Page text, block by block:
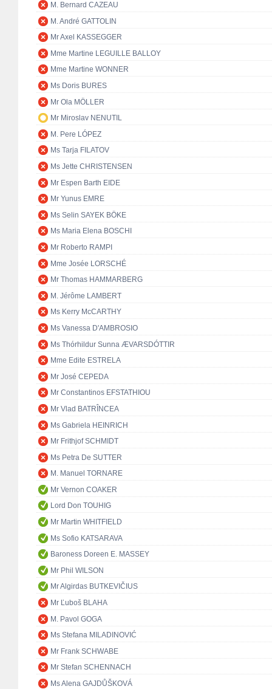
M. Bernard CAZEAU
M. André GATTOLIN
Mr Axel KASSEGGER
Mme Martine LEGUILLE BALLOY
Mme Martine WONNER
Ms Doris BURES
Mr Ola MÖLLER
Mr Miroslav NENUTIL
M. Pere LÓPEZ
Ms Tarja FILATOV
Ms Jette CHRISTENSEN
Mr Espen Barth EIDE
Mr Yunus EMRE
Ms Selin SAYEK BÖKE
Ms Maria Elena BOSCHI
Mr Roberto RAMPI
Mme Josée LORSCHÉ
Mr Thomas HAMMARBERG
M. Jérôme LAMBERT
Ms Kerry McCARTHY
Ms Vanessa D'AMBROSIO
Ms Thórhildur Sunna ÆVARSDÓTTIR
Mme Edite ESTRELA
Mr José CEPEDA
Mr Constantinos EFSTATHIOU
Mr Vlad BATRÎNCEA
Ms Gabriela HEINRICH
Mr Frithjof SCHMIDT
Ms Petra De SUTTER
M. Manuel TORNARE
Mr Vernon COAKER
Lord Don TOUHIG
Mr Martin WHITFIELD
Ms Sofio KATSARAVA
Baroness Doreen E. MASSEY
Mr Phil WILSON
Mr Algirdas BUTKEVIČIUS
Mr Ľuboš BLAHA
M. Pavol GOGA
Ms Stefana MILADINOVIĆ
Mr Frank SCHWABE
Mr Stefan SCHENNACH
Ms Alena GAJDŮŠKOVÁ